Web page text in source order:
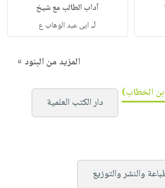
آداب الطالب مع شيخ
لـ ابى عبد الوهاب ع
المزيد من البنود »
بن الخطاب)
دار الكتب العلمية
والنشر والتوزيع